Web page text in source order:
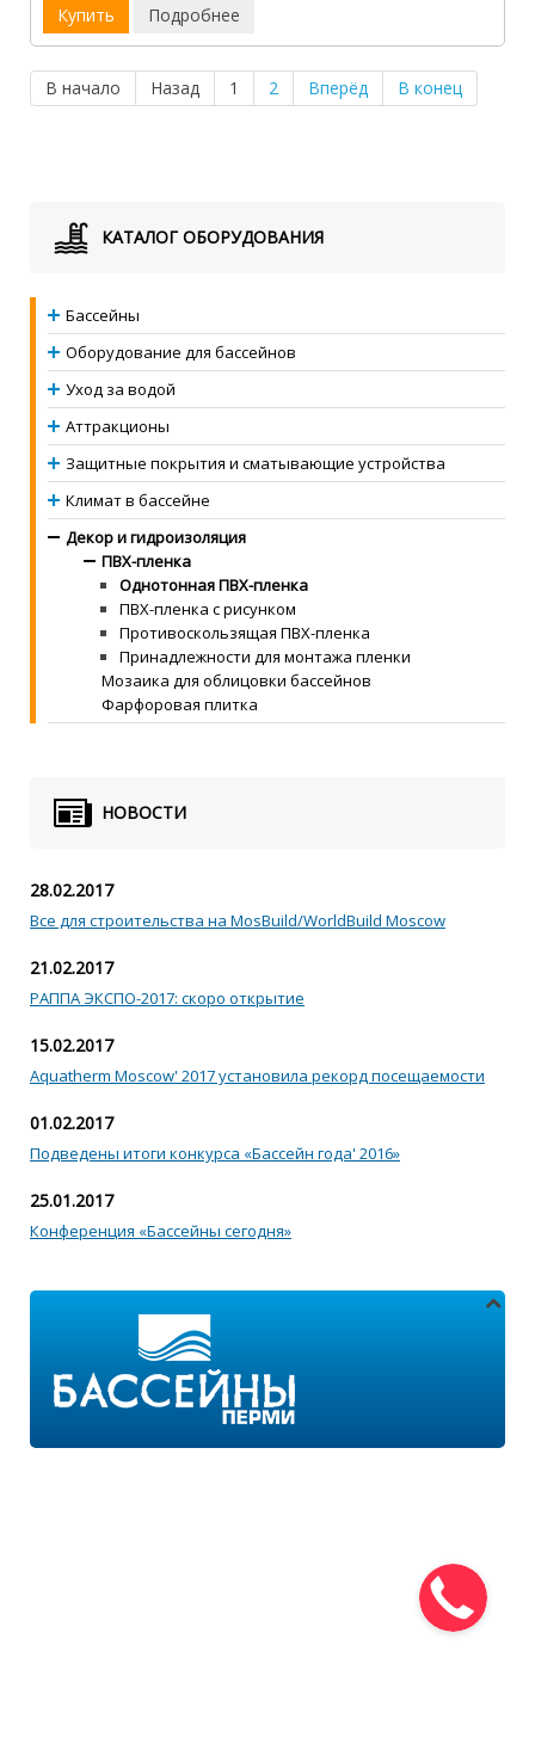
Купить
Подробнее
В начало Назад 1 2 Вперёд В конец
КАТАЛОГ ОБОРУДОВАНИЯ
Бассейны
Оборудование для бассейнов
Уход за водой
Аттракционы
Защитные покрытия и сматывающие устройства
Климат в бассейне
Декор и гидроизоляция
ПВХ-пленка
Однотонная ПВХ-пленка
ПВХ-пленка с рисунком
Противоскользящая ПВХ-пленка
Принадлежности для монтажа пленки
Мозаика для облицовки бассейнов
Фарфоровая плитка
НОВОСТИ
28.02.2017
Все для строительства на MosBuild/WorldBuild Moscow
21.02.2017
РАППА ЭКСПО-2017: скоро открытие
15.02.2017
Aquatherm Moscow' 2017 установила рекорд посещаемости
01.02.2017
Подведены итоги конкурса «Бассейн года' 2016»
25.01.2017
Конференция «Бассейны сегодня»